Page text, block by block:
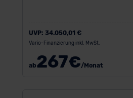
UVP: 34.050,01 €
Vario-Finanzierung inkl. MwSt.
ab267€/Monat